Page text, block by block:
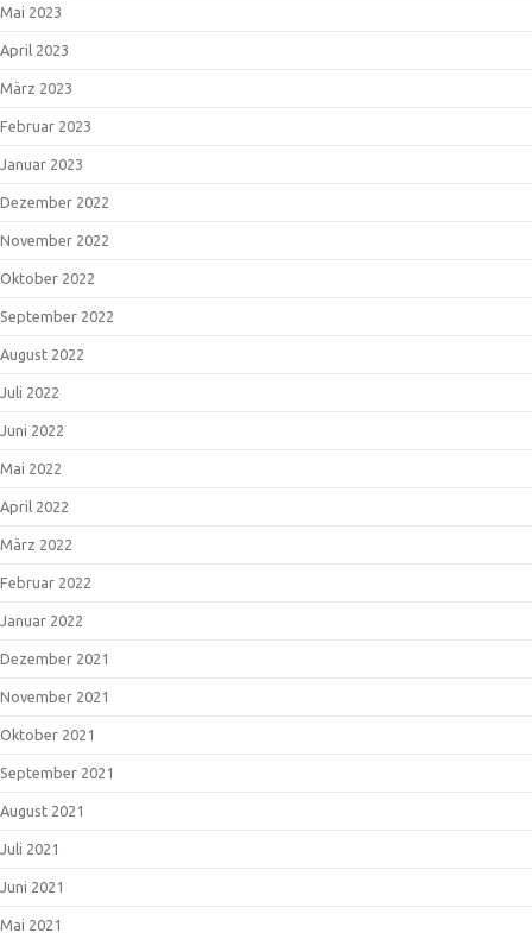
Mai 2023
April 2023
März 2023
Februar 2023
Januar 2023
Dezember 2022
November 2022
Oktober 2022
September 2022
August 2022
Juli 2022
Juni 2022
Mai 2022
April 2022
März 2022
Februar 2022
Januar 2022
Dezember 2021
November 2021
Oktober 2021
September 2021
August 2021
Juli 2021
Juni 2021
Mai 2021